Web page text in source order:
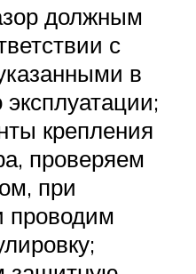
должным
с
в
эксплуатации;
крепления
проверяем
при
проводим